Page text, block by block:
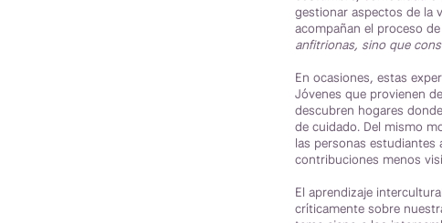
gestionar aspectos de la
acompañan el proceso
anfitrionas, sino que
En ocasiones, estas
Jóvenes que provienen
descubren hogares
de cuidado. Del mismo
las personas estudiantes
contribuciones menos
El aprendizaje
críticamente sobre